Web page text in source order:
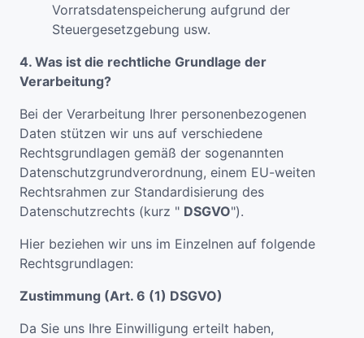
Vorratsdatenspeicherung aufgrund der
Steuergesetzgebung usw.
4. Was ist die rechtliche Grundlage der
Verarbeitung?
Bei der Verarbeitung Ihrer personenbezogenen
Daten stützen wir uns auf verschiedene
Rechtsgrundlagen gemäß der sogenannten
Datenschutzgrundverordnung, einem EU-weiten
Rechtsrahmen zur Standardisierung des
Datenschutzrechts (kurz " DSGVO").
Hier beziehen wir uns im Einzelnen auf folgende
Rechtsgrundlagen:
Zustimmung (Art. 6 (1) DSGVO)
Da Sie uns Ihre Einwilligung erteilt haben,